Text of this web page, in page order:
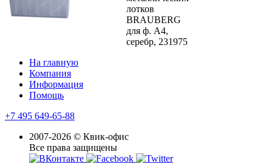
лотков
BRAUBERG
для ф. А4,
серебр, 231975
На главную
Компания
Информация
Помощь
+7 495 649-65-88
2007-2026 © Квик-офис
Все права защищены